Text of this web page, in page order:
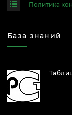
Политика
База знаний